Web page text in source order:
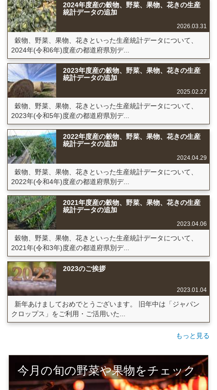
2024年度産の穀物、野菜、果物、花きの生産
統計データの追加
2026.03.31
穀物、野菜、果物、花きといった生産統計データについて、
2024年(令和6年)度産の都道府県別デ...
2023年度産の穀物、野菜、果物、花きの生産
統計データの追加
2025.02.27
穀物、野菜、果物、花きといった生産統計データについて、
2023年(令和5年)度産の都道府県別デ...
2022年度産の穀物、野菜、果物、花きの生産
統計データの追加
2024.04.29
穀物、野菜、果物、花きといった生産統計データについて、
2022年(令和4年)度産の都道府県別デ...
2021年度産の穀物、野菜、果物、花きの生産
統計データの追加
2023.04.06
穀物、野菜、果物、花きといった生産統計データについて、
2021年(令和3年)度産の都道府県別デ...
2023のご挨拶
2023.01.04
新年あけましておめでとうございます。 旧年中は「ジャパン
クロップス」をご利用・ご活用いた...
もっと見る
今月の旬の野菜や果物をチェック